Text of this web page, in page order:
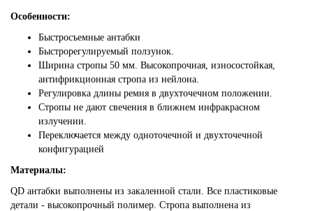
Особенности:
Быстросъемные антабки
Быстрорегулируемый ползунок.
Ширина стропы 50 мм. Высокопрочная, износостойкая,
антифрикционная стропа из нейлона.
Регулировка длины ремня в двухточечном положении.
Стропы не дают свечения в ближнем инфракрасном
излучении.
Переключается между одноточечной и двухточечной
конфигурацией
Материалы:
QD антабки выполнены из закаленной стали. Все пластиковые
детали - высокопрочный полимер. Стропа выполнена из